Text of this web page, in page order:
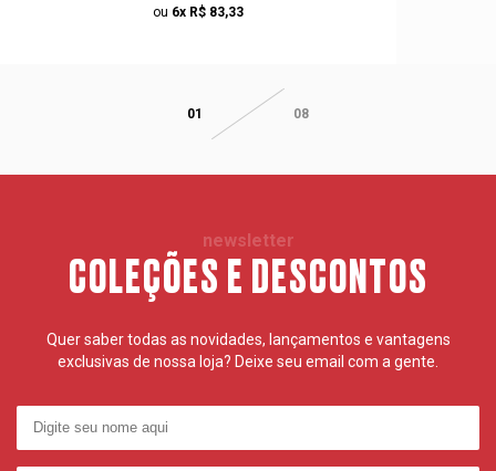
ou 6x R$ 83,33
01 08
newsletter
COLEÇÕES E DESCONTOS
Quer saber todas as novidades, lançamentos e vantagens
exclusivas de nossa loja? Deixe seu email com a gente.